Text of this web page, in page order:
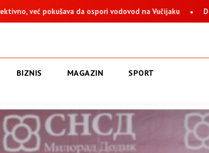
vodovod na Vučijaku Dodik: Zukan Helez
BIZNIS MAGAZIN SPORT